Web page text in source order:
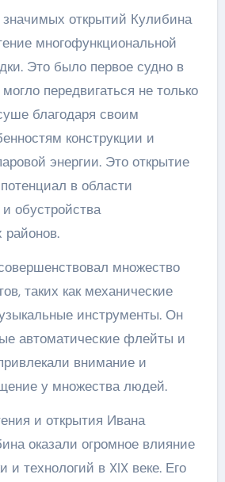
открытий Кулибина
многофункциональной
Это было первое судно в
передвигаться не только
благодаря своим
конструкции и
энергии. Это открытие
в области
обустройства
районов.
множество
таких как механические
инструменты. Он
автоматические флейты и
внимание и
у множества людей.
и открытия Ивана
оказали огромное влияние
и технологий в XIX веке. Его